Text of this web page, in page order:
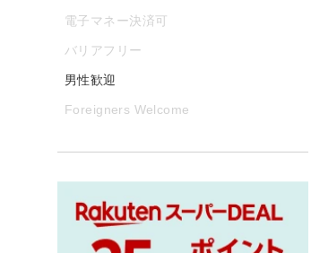
電子マネー決済可
バリアフリー
男性歓迎
Foreigners Welcome